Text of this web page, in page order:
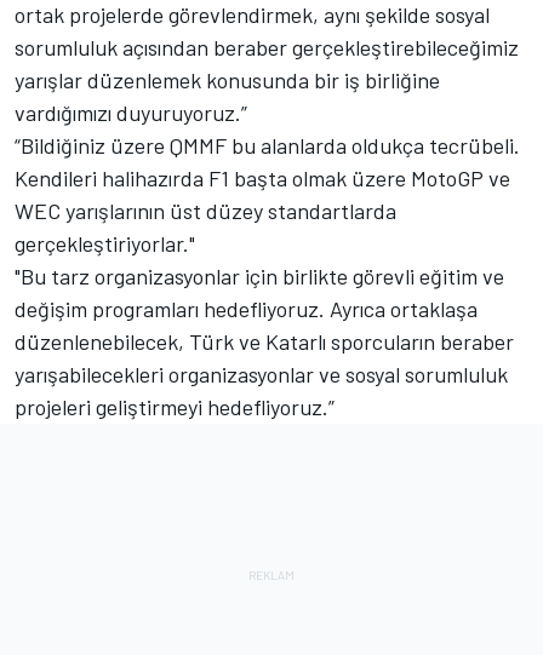
ortak projelerde görevlendirmek, aynı şekilde sosyal
sorumluluk açısından beraber gerçekleştirebileceğimiz
yarışlar düzenlemek konusunda bir iş birliğine
vardığımızı duyuruyoruz.”
“Bildiğiniz üzere QMMF bu alanlarda oldukça tecrübeli.
Kendileri halihazırda F1 başta olmak üzere MotoGP ve
WEC yarışlarının üst düzey standartlarda
gerçekleştiriyorlar."
"Bu tarz organizasyonlar için birlikte görevli eğitim ve
değişim programları hedefliyoruz. Ayrıca ortaklaşa
düzenlenebilecek, Türk ve Katarlı sporcuların beraber
yarışabilecekleri organizasyonlar ve sosyal sorumluluk
projeleri geliştirmeyi hedefliyoruz.”